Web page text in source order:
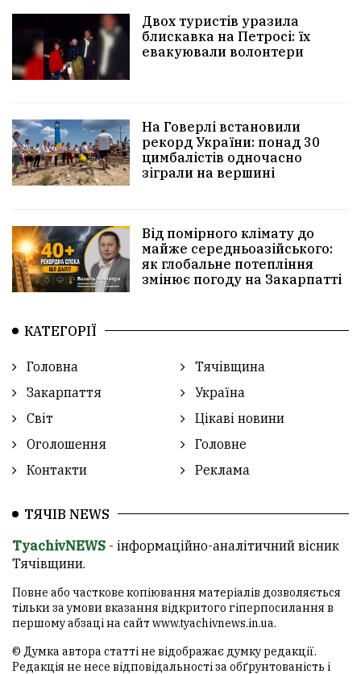
Двох туристів уразила
блискавка на Петросі: їх
евакуювали волонтери
На Говерлі встановили
рекорд України: понад 30
цимбалістів одночасно
зіграли на вершині
Від помірного клімату до
майже середньоазійського:
як глобальне потепління
змінює погоду на Закарпатті
КАТЕГОРІЇ
Головна
Тячівщина
Закарпаття
Україна
Світ
Цікаві новини
Оголошення
Головне
Контакти
Реклама
ТЯЧІВ NEWS
TyachivNEWS - інформаційно-аналітичний вісник
Тячівщини.
Повне або часткове копіювання матеріалів дозволяється
тільки за умови вказання відкритого гіперпосилання в
першому абзаці на сайт www.tyachivnews.in.ua.
© Думка автора статті не відображає думку редакції.
Редакція не несе відповідальності за обґрунтованість і